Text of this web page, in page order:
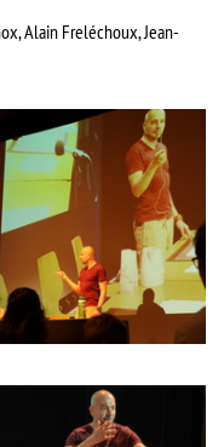
Alain Freléchoux, Jean-